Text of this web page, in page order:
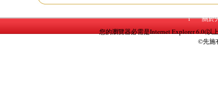
i
關於
您的瀏覽器必需是Internet Explorer 6.0(以
©先施